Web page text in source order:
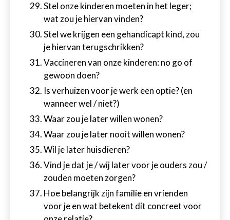
Stel onze kinderen moeten in het leger;
wat zou je hiervan vinden?
Stel we krijgen een gehandicapt kind, zou
je hiervan terugschrikken?
Vaccineren van onze kinderen: no go of
gewoon doen?
Is verhuizen voor je werk een optie? (en
wanneer wel / niet?)
Waar zou je later willen wonen?
Waar zou je later nooit willen wonen?
Wil je later huisdieren?
Vind je dat je / wij later voor je ouders zou /
zouden moeten zorgen?
Hoe belangrijk zijn familie en vrienden
voor je en wat betekent dit concreet voor